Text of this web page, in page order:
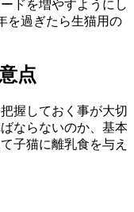
ドを増やすようにし
を過ぎたら生猫用の
点
握しておく事が大切
ならないのか、基本
子猫に離乳食を与え